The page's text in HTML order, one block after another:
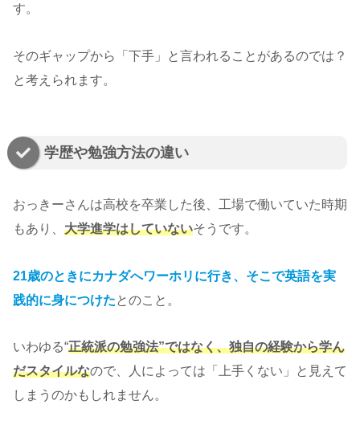
す。
そのギャップから「下手」と言われることがあるのでは？
と考えられます。
学歴や勉強方法の違い
おっきーさんは高校を卒業した後、工場で働いていた時期
もあり、 大学進学はしていないそうです。
21歳のときにカナダへワーホリに行き、そこで英語を実
践的に身につけた とのこと。
いわゆる“正統派の勉強法”ではなく、独自の経験から学ん
だスタイルなので、人によっては「上手くない」と見えて
しまうのかもしれません。